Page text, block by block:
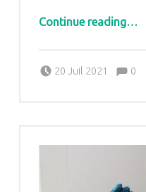
Continue reading“Le point
…
20 Juil 2021
Pascale G&-BdC-WKF
Comments:0